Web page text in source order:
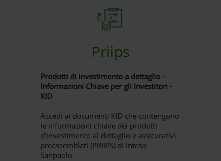
Priips
Prodotti di investimento a dettaglio -
Informazioni Chiave per gli Investitori -
KID
Accedi ai documenti KID che contengono
le informazioni chiave dei prodotti
d'investimento al dettaglio e assicurativi
preassemblati (PRIIPS) di Intesa
Sanpaolo.